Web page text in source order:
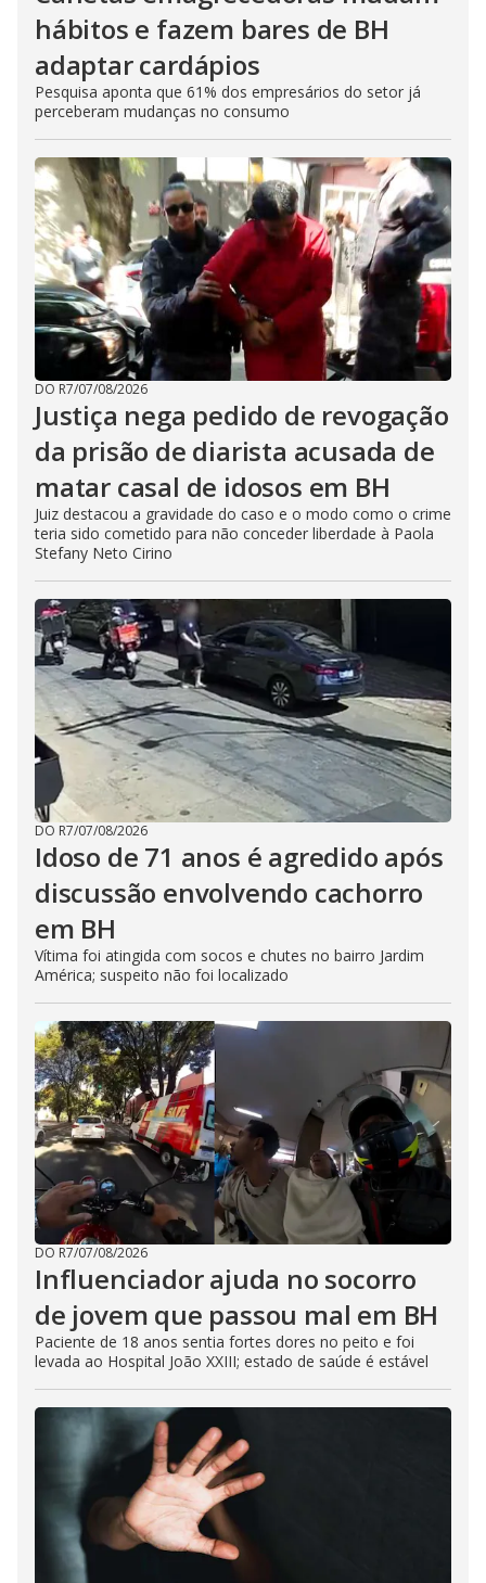
hábitos e fazem bares de BH
adaptar cardápios
Pesquisa aponta que 61% dos empresários do setor já
perceberam mudanças no consumo
DO R7/07/08/2026
Justiça nega pedido de revogação
da prisão de diarista acusada de
matar casal de idosos em BH
Juiz destacou a gravidade do caso e o modo como o crime
teria sido cometido para não conceder liberdade à Paola
Stefany Neto Cirino
DO R7/07/08/2026
Idoso de 71 anos é agredido após
discussão envolvendo cachorro
em BH
Vítima foi atingida com socos e chutes no bairro Jardim
América; suspeito não foi localizado
DO R7/07/08/2026
Influenciador ajuda no socorro
de jovem que passou mal em BH
Paciente de 18 anos sentia fortes dores no peito e foi
levada ao Hospital João XXIII; estado de saúde é estável